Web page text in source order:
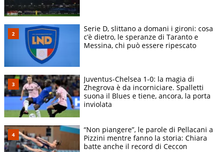
Serie D, slittano a domani i gironi: cosa
c’è dietro, le speranze di Taranto e
Messina, chi può essere ripescato
Juventus-Chelsea 1-0: la magia di
Zhegrova è da incorniciare. Spalletti
suona il Blues e tiene, ancora, la porta
inviolata
“Non piangere”, le parole di Pellacani a
Pizzini mentre fanno la storia: Chiara
batte anche il record di Ceccon